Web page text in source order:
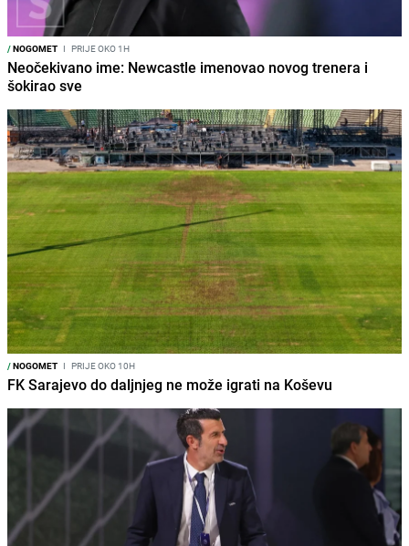
/NOGOMET I PRIJE OKO 1H
Neočekivano ime: Newcastle imenovao novog trenera i
šokirao sve
/NOGOMET I PRIJE OKO 10H
FK Sarajevo do daljnjeg ne može igrati na Koševu